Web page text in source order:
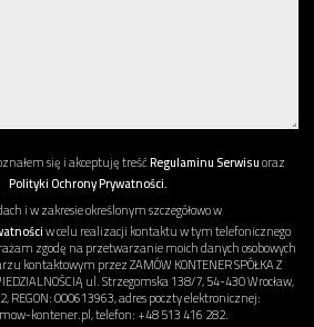
się i akceptuję treśćRegulaminu Serwisuoraz
Polityki Ochrony Prywatności.
i w zakresie określonym szczegółowo w
w celu realizacji kontaktu w tym telefonicznego
zgodę na przetwarzanie moich danych osobowych
kontaktowym przez ZAMÓW KONTENER SPÓŁKA Z
ul. Strzegomska 138/7, 54-430 Wrocław,
REGON: 000613963, adres poczty elektronicznej:
kontener.pl, telefon: +48 513 416 282.